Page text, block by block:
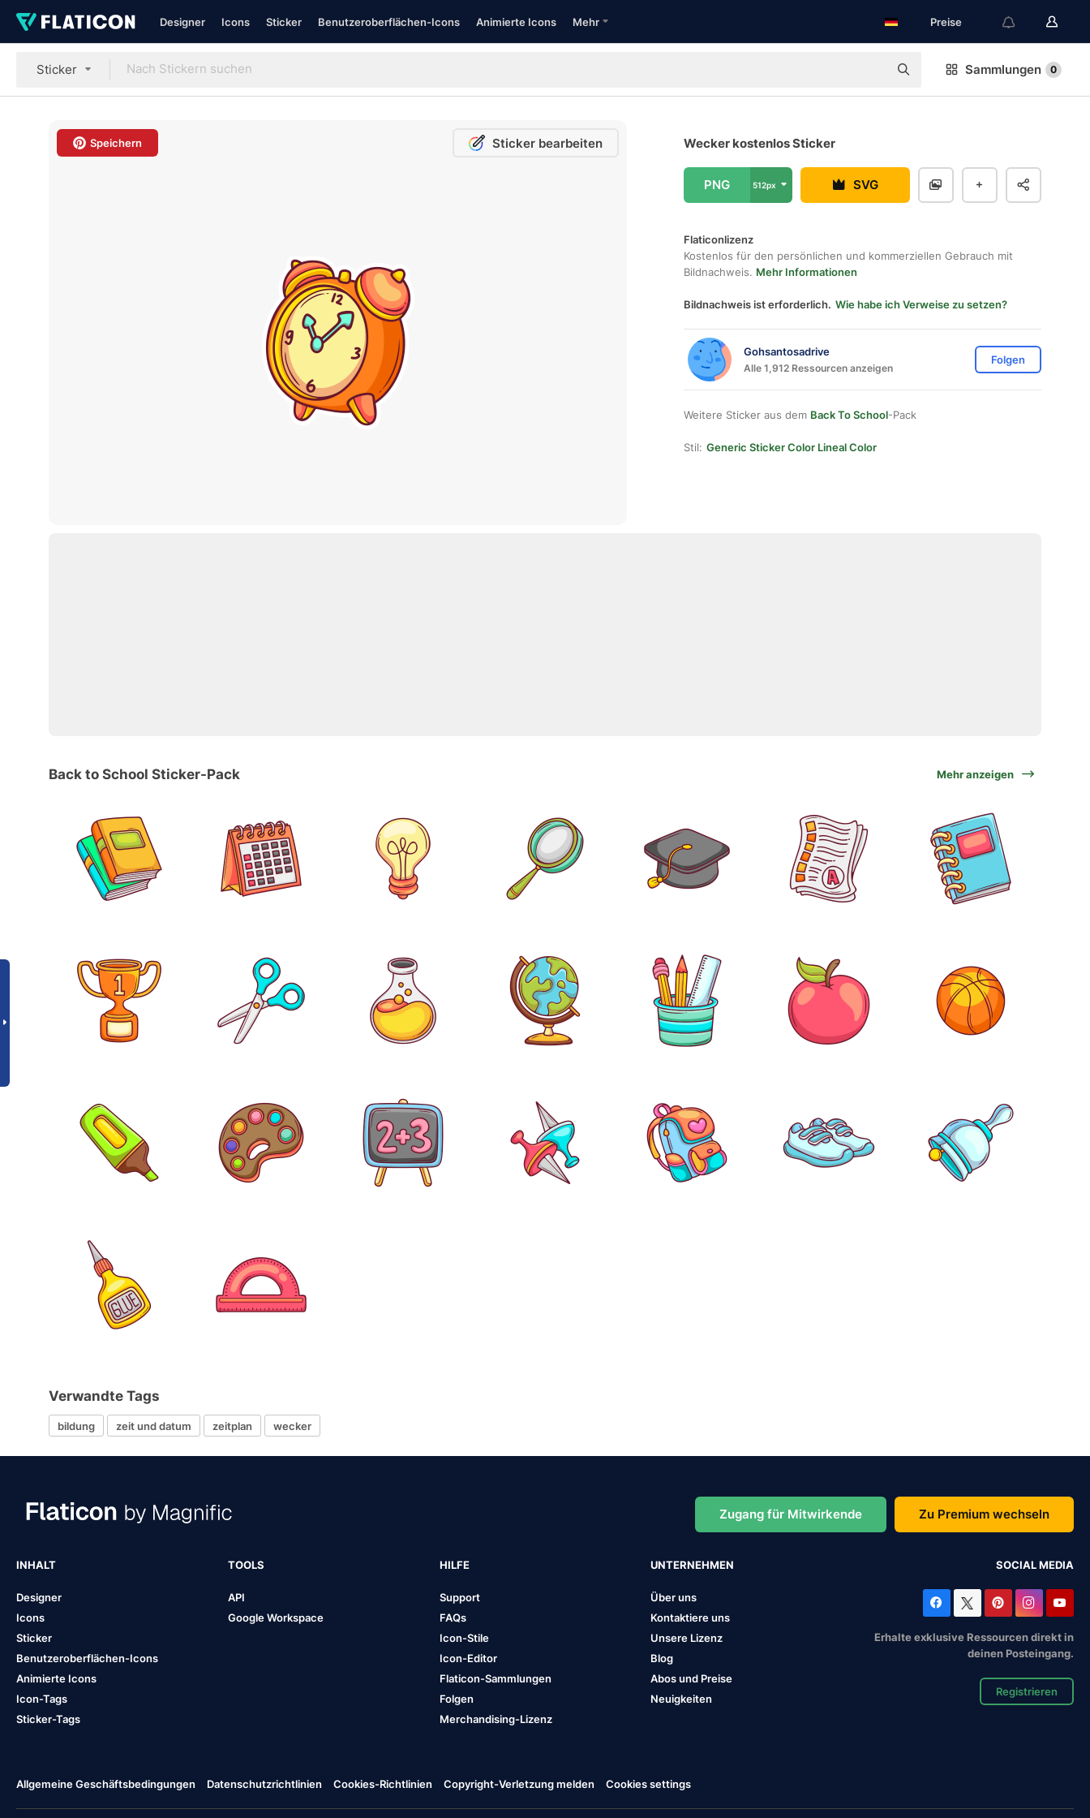
Designer Icons Sticker Benutzeroberflächen-Icons Animierte Icons Mehr Preise
Sticker Sammlungen 0
Speichern Sticker bearbeiten Wecker kostenlos Sticker
PNG 512px SVG
Flaticonlizenz
Kostenlos für den persönlichen und kommerziellen Gebrauch mit
Bildnachweis. Mehr Informationen
Bildnachweis ist erforderlich. Wie habe ich Verweise zu setzen?
Gohsantosadrive
Alle 1,912 Ressourcen anzeigen
Folgen
Weitere Sticker aus dem Back To School-Pack
Stil: Generic Sticker Color Lineal Color
Back to School Sticker-Pack Mehr anzeigen
Verwandte Tags
bildung zeit und datum zeitplan wecker
Zugang für Mitwirkende Zu Premium wechseln
INHALT
Designer
Icons
Sticker
Benutzeroberflächen-Icons
Animierte Icons
Icon-Tags
Sticker-Tags
TOOLS
API
Google Workspace
HILFE
Support
FAQs
Icon-Stile
Icon-Editor
Flaticon-Sammlungen
Folgen
Merchandising-Lizenz
UNTERNEHMEN
Über uns
Kontaktiere uns
Unsere Lizenz
Blog
Abos und Preise
Neuigkeiten
SOCIAL MEDIA
Erhalte exklusive Ressourcen direkt in
deinen Posteingang.
Registrieren
Allgemeine Geschäftsbedingungen Datenschutzrichtlinien Cookies-Richtlinien Copyright-Verletzung melden Cookies settings